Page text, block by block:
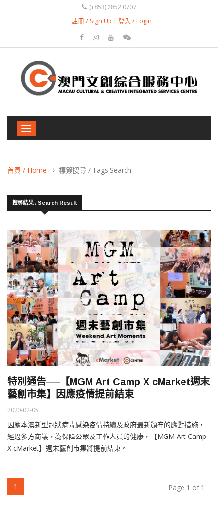
(+853) 2852 0707
註冊 / Sign Up | 登入 / Login
Toggle
navigation
首頁 / Home 標簽搜尋 / Tags Search
搜尋結果 / Search Result
特別通告──【MGM Art Camp X cMarket週末
藝創市集】因應疫情提前結束
2020-02-05
因應本澳新型冠狀病毒感染疫情持續及政府最新頒布的應對措施，
經過多方商議，為保障公眾及工作人員的健康，【MGM Art Camp
X cMarket】週末藝創市集將提前結束。
1 Page 1 of 1